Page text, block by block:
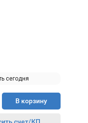
сегодня
В корзину